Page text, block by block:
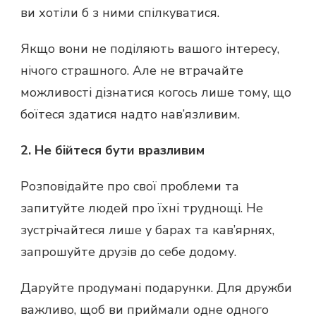
ви хотіли б з ними спілкуватися.
Якщо вони не поділяють вашого інтересу,
нічого страшного. Але не втрачайте
можливості дізнатися когось лише тому, що
боїтеся здатися надто нав’язливим.
2. Не бійтеся бути вразливим
Розповідайте про свої проблеми та
запитуйте людей про їхні труднощі. Не
зустрічайтеся лише у барах та кав’ярнях,
запрошуйте друзів до себе додому.
Даруйте продумані подарунки. Для дружби
важливо, щоб ви приймали одне одного